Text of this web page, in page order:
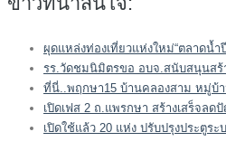
ผุดแหล่งท่องเที่ยวแห่งใหม่“ตลาดน้
รร.วัดชมนิมิตรขอ อบจ.สนับสนุนสร้
ที่นี่..พฤกษา15 บ้านคลองสาม หมู่บ้
เปิดเฟส 2 ถ.แพรกษา สร้างเสร็จล
เปิดใช้แล้ว 20 แห่ง ปรับปรุงประตูร